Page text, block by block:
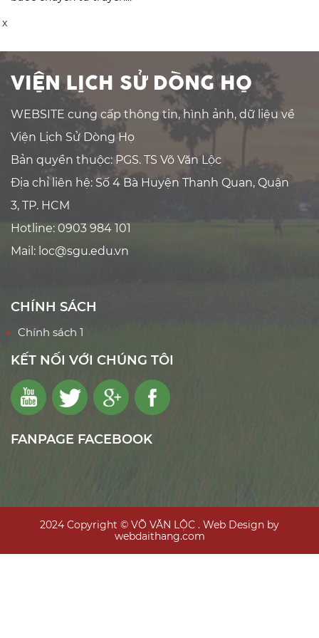
dựng văn hoá gia đình, văn
cách (Tư liệu số 7 – năm
2018, từ trang 22).
x
VIỆN LỊCH SỬ DÒNG HỌ
WEBSITE cung cấp thông tin, hình ảnh, dữ liệu về
Viện Lịch Sử Dòng Họ
Bản quyền thuộc: PGS. TS Võ Văn Lộc
Địa chỉ liên hệ: Số 4 Bà Huyện Thanh Quan, Quận
3, TP. HCM
Hotline: 0903 984 101
Mail: loc@sgu.edu.vn
CHÍNH SÁCH
Chính sách 1
KẾT NỐI VỚI CHÚNG TÔI
FANPAGE FACEBOOK
2024 Copyright © VÕ VĂN LỘC . Web Design by
webdaithang.com